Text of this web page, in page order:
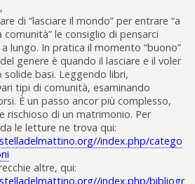
di “lasciare il mondo” per entrare “a
le consiglio di pensarci
lungo. In pratica il momento “buono”
genere è quando il lasciare e il voler
solide basi. Leggendo libri,
tipi di comunità, esaminando
È un passo ancor più complesso,
rischioso di un matrimonio. Per
le letture ne trova qui:
index.php/catego
altre, qui:
index.php/bibliogr